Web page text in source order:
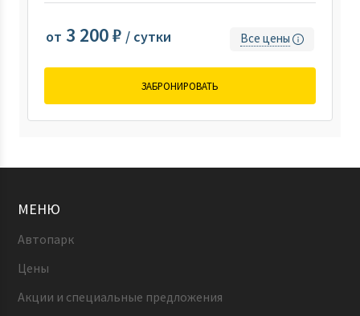
от 3 200 ₽ / сутки Все цены
ЗАБРОНИРОВАТЬ
МЕНЮ
Автопарк
Цены
Акции и специальные предложения